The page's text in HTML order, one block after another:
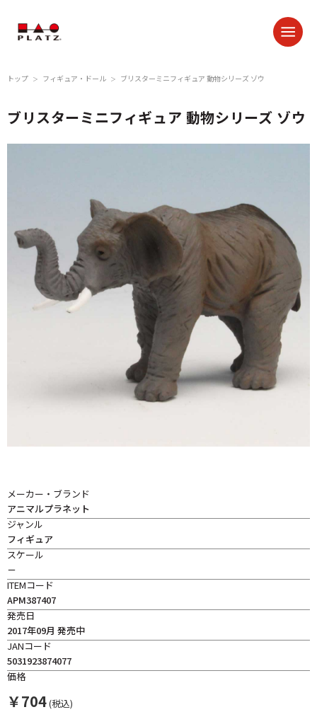
トップ ＞ フィギュア・ドール ＞ ブリスターミニフィギュア 動物シリーズ ゾウ
ブリスターミニフィギュア 動物シリーズ ゾウ
メーカー・ブランド
アニマルプラネット
ジャンル
フィギュア
スケール
－
ITEMコード
APM387407
発売日
2017年09月 発売中
JANコード
5031923874077
価格
￥704(税込)